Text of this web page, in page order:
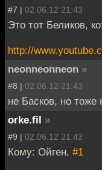
#7 | 02.06.12 21:43
Это тот Беликов,
http://
neonneonneon »
#8 | 02.06.12 21:43
не Басков, но тоже
orke.fil »
#9 | 02.06.12 21:43
Кому: Ойген, #1